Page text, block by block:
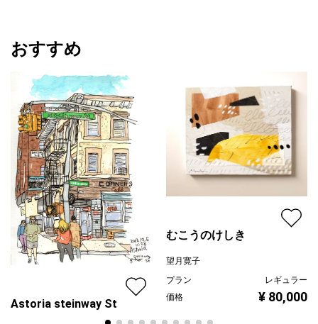
おすすめ
Astoria steinway St
むこうのけしき
望月寛子
プラン
レギュラー
価格
¥ 80,000